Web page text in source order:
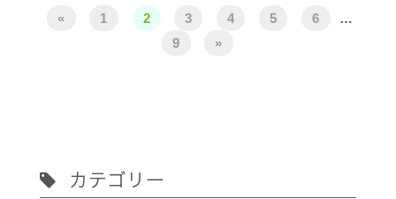
« 1 2 3 4 5 6
…
9
»
カテゴリー